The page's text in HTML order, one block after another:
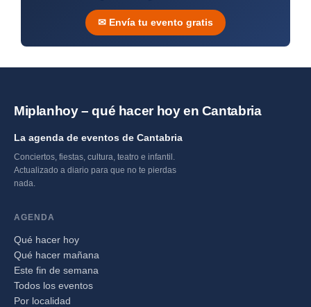
✉ Envía tu evento gratis
Miplanhoy – qué hacer hoy en Cantabria
La agenda de eventos de Cantabria
Conciertos, fiestas, cultura, teatro e infantil.
Actualizado a diario para que no te pierdas
nada.
AGENDA
Qué hacer hoy
Qué hacer mañana
Este fin de semana
Todos los eventos
Por localidad